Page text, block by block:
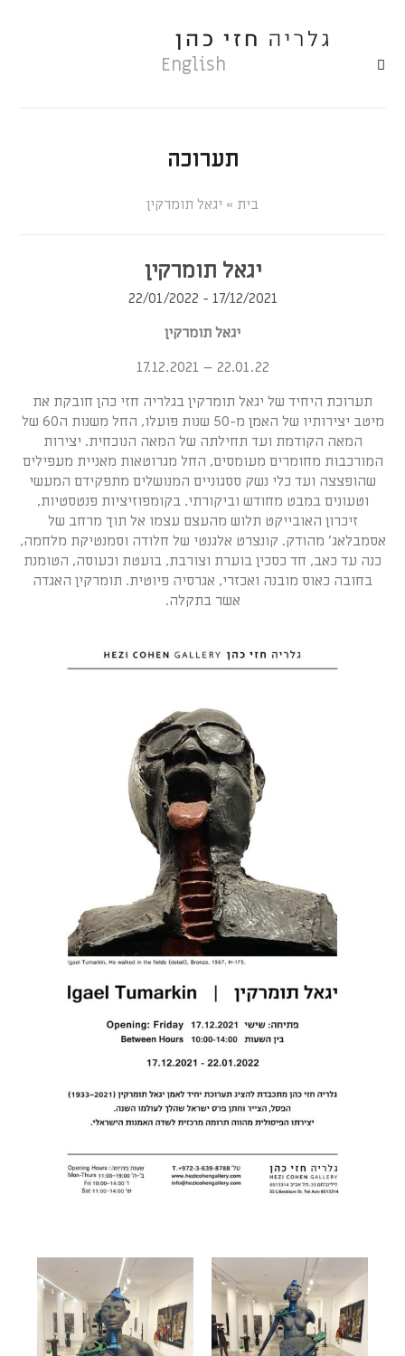
English
תערוכה
» יגאל תומרקין
יגאל תומרקין
17/12/2021 - 22/01/2022
יגאל תומרקין
22.01.22 – 17.12.2021
תערוכת היחיד של יגאל תומרקין בגלריה חזי כהן חובקת את
מיטב יצירותיו של האמן מ-50 שנות פועלו, החל משנות ה60 של
המאה הקודמת ועד תחילתה של המאה הנוכחית. יצירות
המורכבות מחומרים מעומסים, החל מגרוטאות מאניית מעפילים
שהופצצה ועד כלי נשק ססגוניים המנושלים מתפקידם המעשי
וטעונים במבט מחודש וביקורתי. בקומפוזיציות פנטסטיות,
זיכרון האובייקט תלוש מהעצם עצמו אל תוך מרחב של
אסמבלאג' מהודק. קונצרט אלגנטי של חלודה וסמנטיקת מלחמה,
כנה עד כאב, חד כסכין בוערת וצורבת, בועטת וכעוסה, הטומנת
בחובה כאוס מובנה ואכזרי, אגרסיה פיוטית. תומרקין האגדה
אשר בתקלה.